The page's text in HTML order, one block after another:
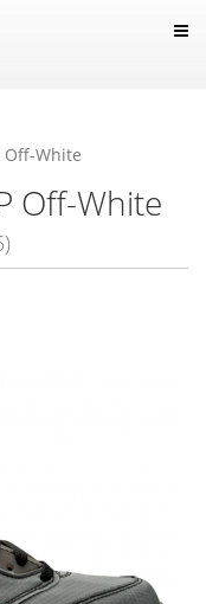
Off-White
Off-White